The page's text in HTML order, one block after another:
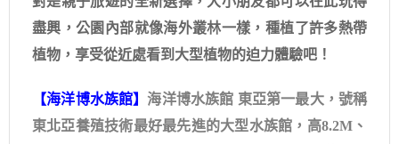
盡興，公園內部就像海外叢林一樣，種植了許多熱帶
植物，享受從近處看到大型植物的迫力體驗吧！
【海洋博水族館】 海洋博水族館 東亞第一最大，號稱
東北亞養殖技術最好最先進的大型水族館，高8.2M、